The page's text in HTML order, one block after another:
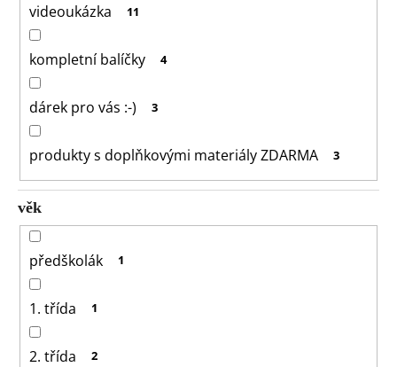
videoukázka 11
kompletní balíčky 4
dárek pro vás :-) 3
produkty s doplňkovými materiály ZDARMA 3
věk
předškolák 1
1. třída 1
2. třída 2
m